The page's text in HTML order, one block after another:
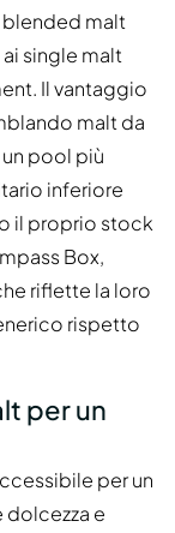
blended malt
single malt
Il vantaggio
malt da
pool più
inferiore
il proprio stock
Box,
riflette la loro
rispetto
per un
per un
e